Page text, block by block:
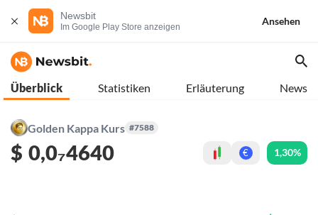
Newsbit
Im Google Play Store anzeigen
Ansehen
Überblick Statistiken Erläuterung News
Golden Kappa Kurs #7588
$ 0,0₇4640 € 1,30%